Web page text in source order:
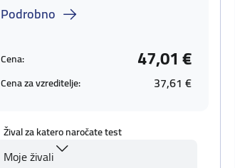
Podrobno
Cena: 47,01 €
Cena za vzreditelje: 37,61 €
Žival za katero naročate test
Moje živali